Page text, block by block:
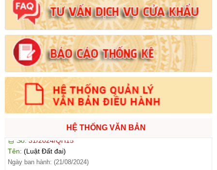
HỆ THỐNG VĂN BẢN
Ngày ban hành: (21/08/2024)
Số:1731/KH-UBND
Tên:(Kế hoạch triển khai thi hành Luật Đất đai năm 2024)
Ngày ban hành: (21/08/2024)
Số:71/2024/NĐ-CP
Tên:(Nghị định Quy định về giá đất)
Ngày ban hành: (21/08/2024)
31/2024/QH15
Ngày ban hành: (21/08/2024)